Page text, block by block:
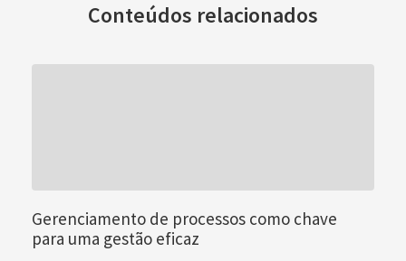
Conteúdos relacionados
Gerenciamento de processos como chave
para uma gestão eficaz